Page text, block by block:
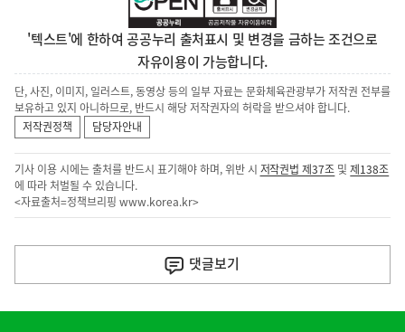
'텍스트'에 한하여 공공누리 출처표시 및 변경을 금하는 조건으로
자유이용이 가능합니다.
단, 사진, 이미지, 일러스트, 동영상 등의 일부 자료는 문화체육관광부가 저작권 전부를
보유하고 있지 아니하므로, 반드시 해당 저작권자의 허락을 받으셔야 합니다.
저작권정책
담당자안내
기사 이용 시에는 출처를 반드시 표기해야 하며, 위반 시 저작권법 제37조 및제138조
에 따라 처벌될 수 있습니다.
<자료출처=정책브리핑 www.korea.kr>
다
음
댓글보기